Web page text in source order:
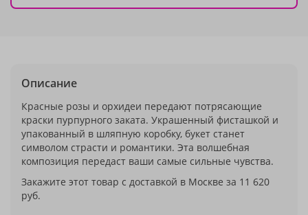
Описание
Красные розы и орхидеи передают потрясающие
краски пурпурного заката. Украшенный фисташкой и
упакованный в шляпную коробку, букет станет
символом страсти и романтики. Эта волшебная
композиция передаст ваши самые сильные чувства.
Закажите этот товар с доставкой в Москве за 11 620
руб.